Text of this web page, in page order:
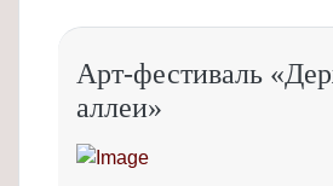
Арт-фестиваль
аллеи»